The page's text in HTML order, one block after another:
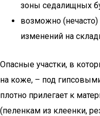
зоны седалищных
возможно (нечасто)
изменений на
Опасные участки, в
на коже, – под
плотно прилегает к
(пеленкам из клеенки,